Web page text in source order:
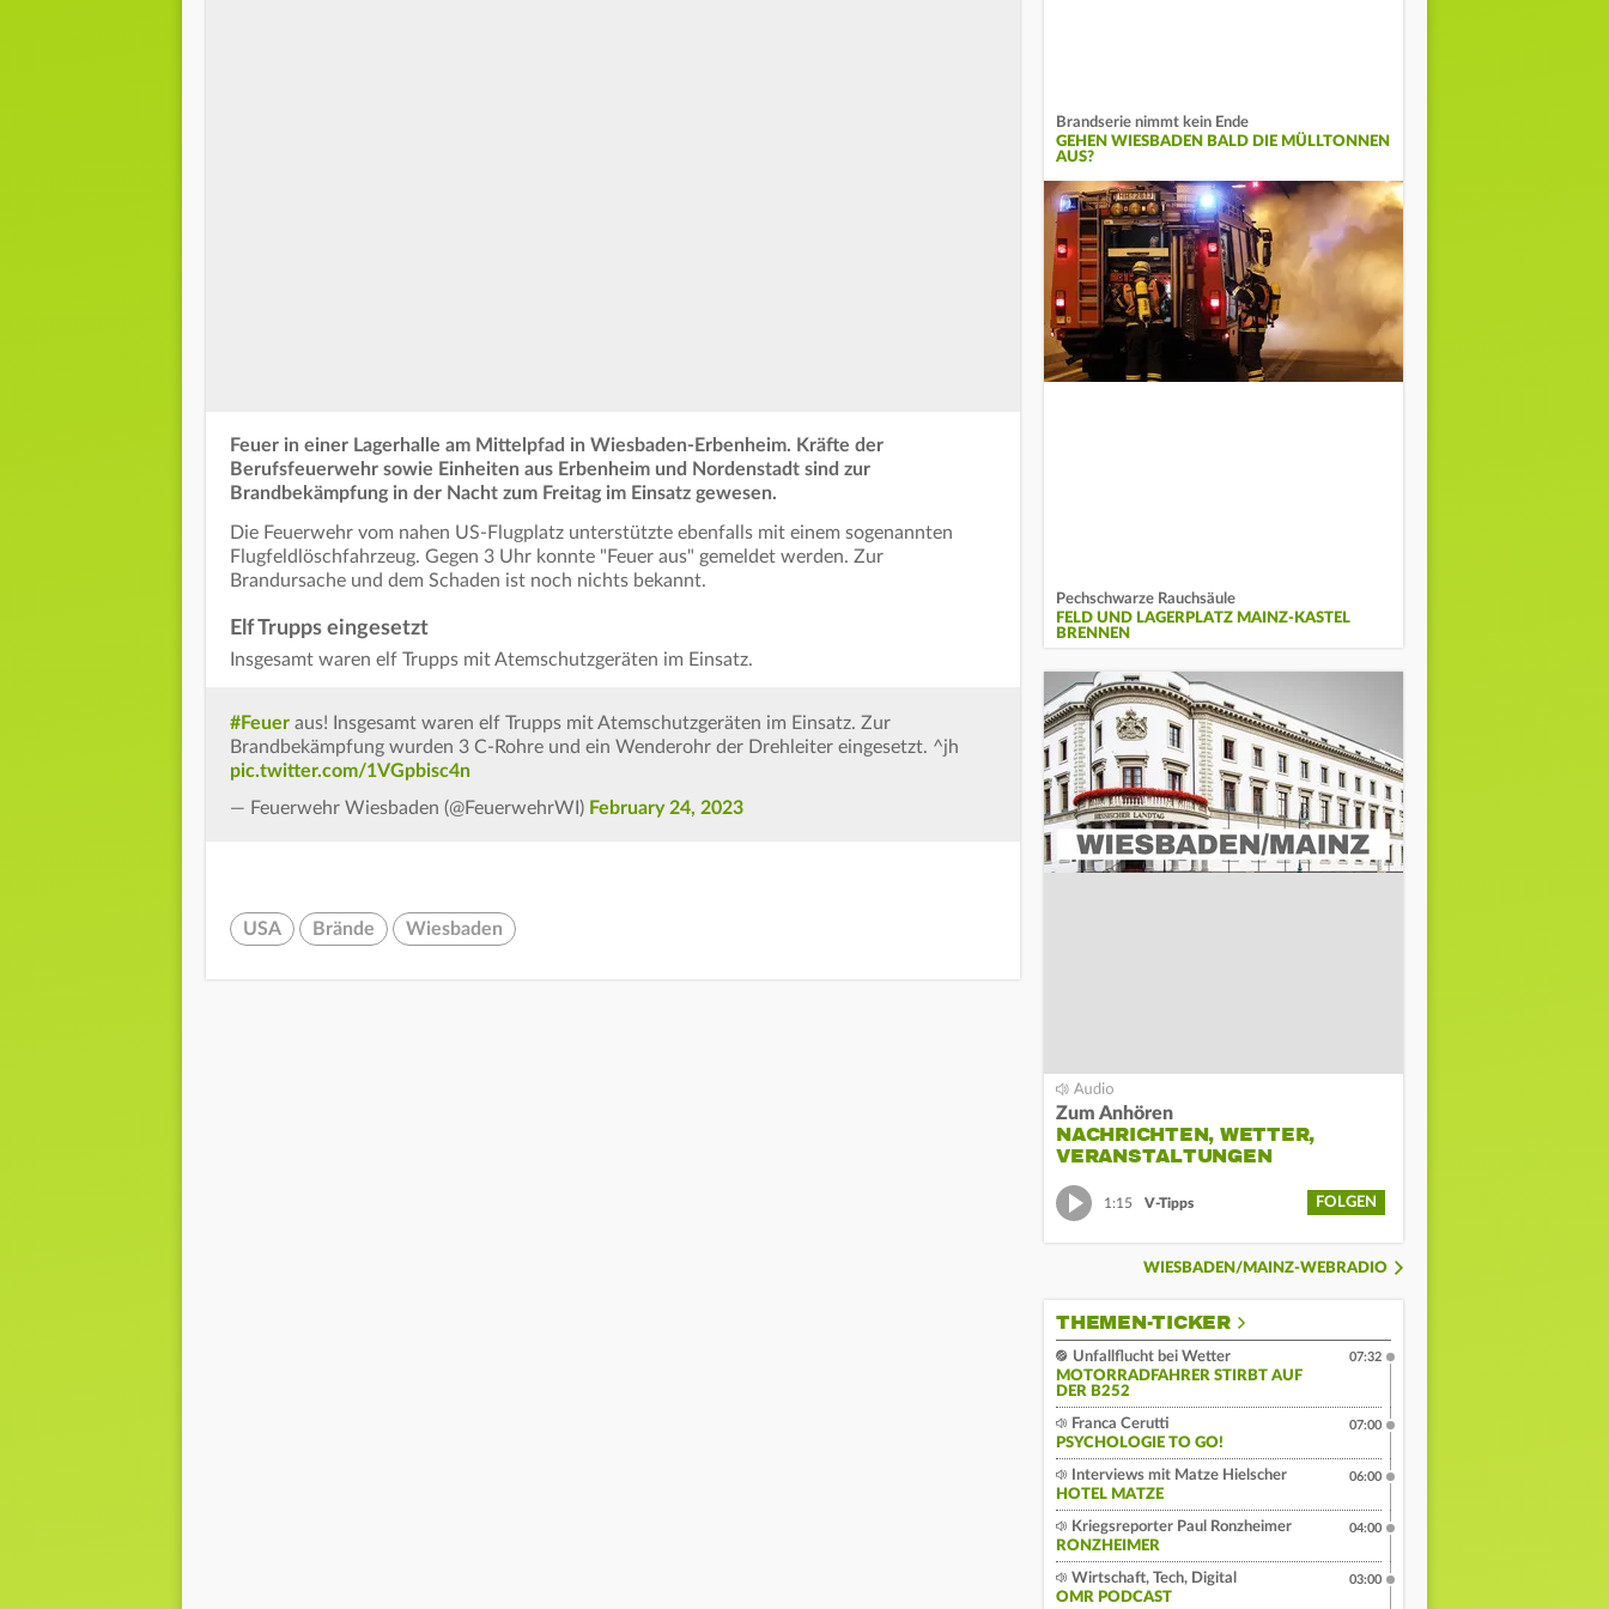
Feuer in einer Lagerhalle am Mittelpfad in Wiesbaden-Erbenheim. Kräfte der
Berufsfeuerwehr sowie Einheiten aus Erbenheim und Nordenstadt sind zur
Brandbekämpfung in der Nacht zum Freitag im Einsatz gewesen.
Die Feuerwehr vom nahen US-Flugplatz unterstützte ebenfalls mit einem sogenannten
Flugfeldlöschfahrzeug. Gegen 3 Uhr konnte "Feuer aus" gemeldet werden. Zur
Brandursache und dem Schaden ist noch nichts bekannt.
Elf Trupps eingesetzt
Insgesamt waren elf Trupps mit Atemschutzgeräten im Einsatz.
#Feuer aus! Insgesamt waren elf Trupps mit Atemschutzgeräten im Einsatz. Zur
Brandbekämpfung wurden 3 C-Rohre und ein Wenderohr der Drehleiter eingesetzt. ^jh
pic.twitter.com/1VGpbisc4n
— Feuerwehr Wiesbaden (@FeuerwehrWI) February 24, 2023
USA Brände Wiesbaden
Brandserie nimmt kein Ende
GEHEN WIESBADEN BALD DIE MÜLLTONNEN
AUS?
Pechschwarze Rauchsäule
FELD UND LAGERPLATZ MAINZ-KASTEL
BRENNEN
Zum Anhören
NACHRICHTEN, WETTER,
VERANSTALTUNGEN
1:15 V-Tipps FOLGEN
WIESBADEN/MAINZ-WEBRADIO
THEMEN-TICKER
Unfallflucht bei Wetter
MOTORRADFAHRER STIRBT AUF
DER B252
07:32
Franca Cerutti
PSYCHOLOGIE TO GO!
07:00
Interviews mit Matze Hielscher
HOTEL MATZE
06:00
Kriegsreporter Paul Ronzheimer
RONZHEIMER
04:00
Wirtschaft, Tech, Digital
OMR PODCAST
03:00